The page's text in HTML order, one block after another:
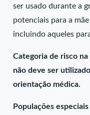
ser usado durante a
potenciais para a
incluindo aqueles
Categoria de risco
não deve ser
orientação médica.
Populações especiais